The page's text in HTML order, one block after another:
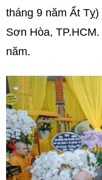
tháng 9 năm Ất
Sơn Hòa,
năm.